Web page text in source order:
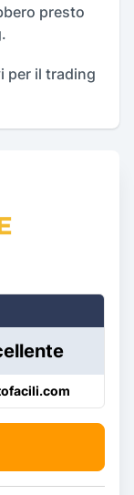
presto
per il trading